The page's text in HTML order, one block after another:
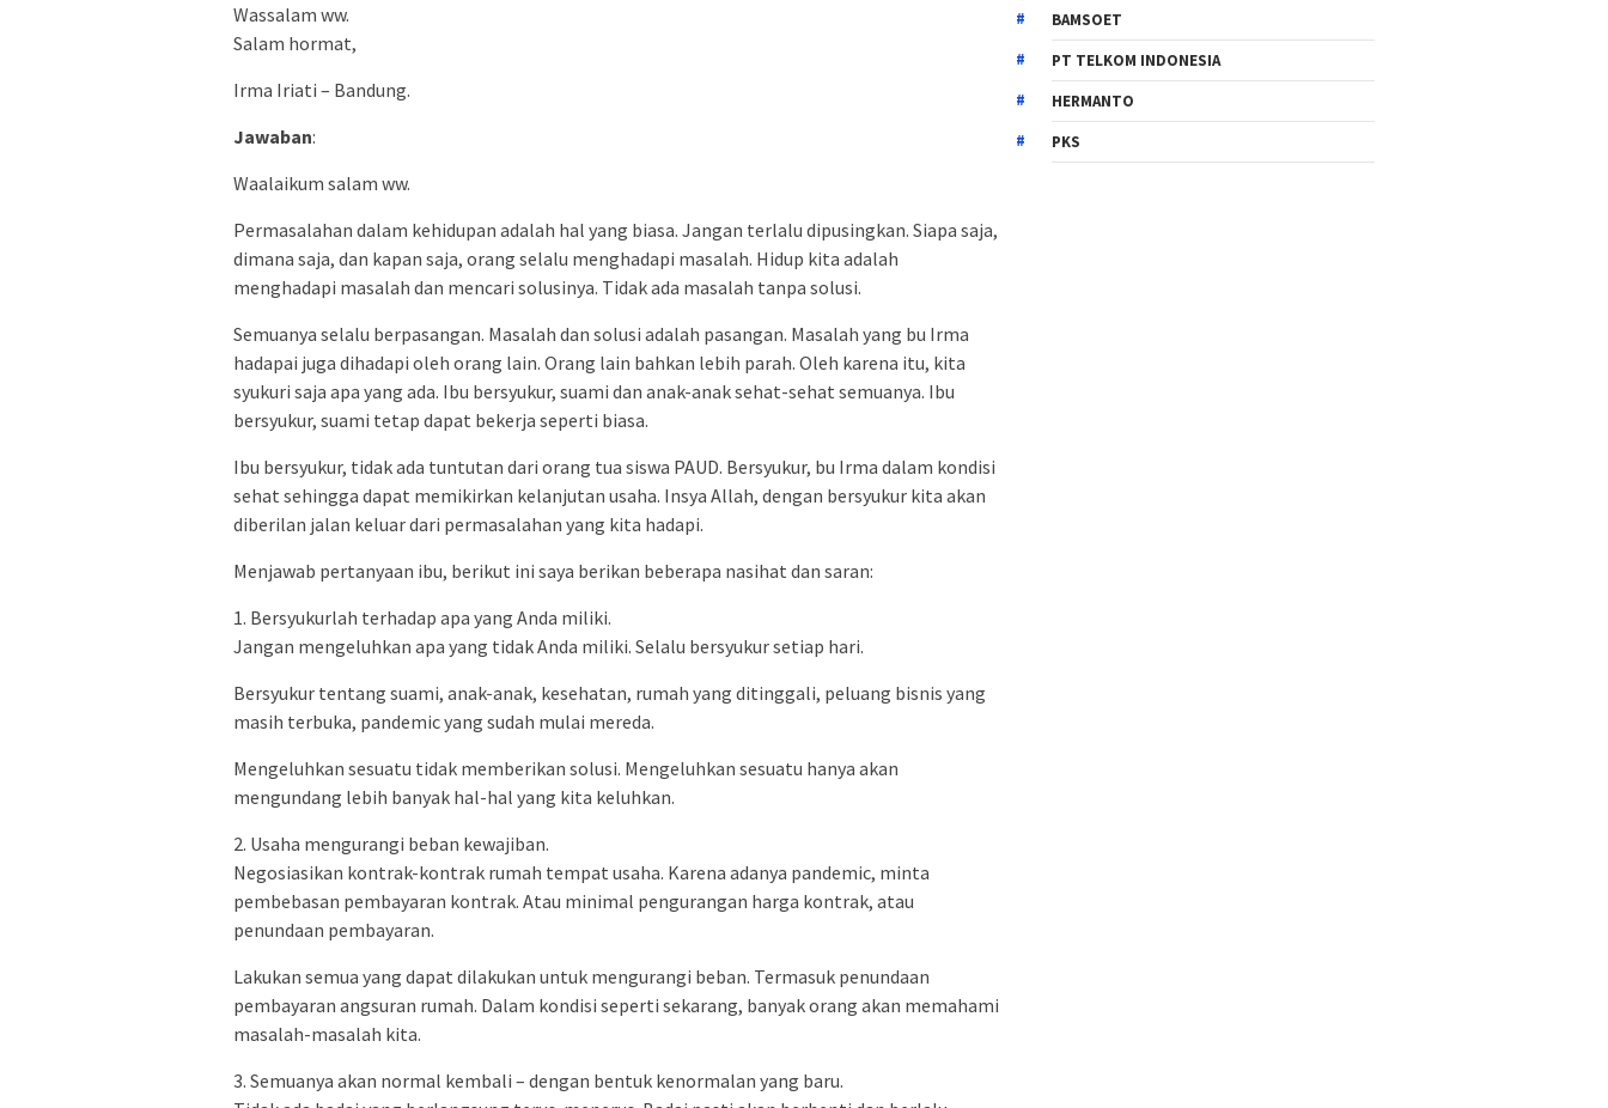
Wassalam ww.
Salam hormat,
Irma Iriati – Bandung.
Jawaban:
Waalaikum salam ww.
Permasalahan dalam kehidupan adalah hal yang biasa. Jangan terlalu dipusingkan. Siapa saja,
dimana saja, dan kapan saja, orang selalu menghadapi masalah. Hidup kita adalah
menghadapi masalah dan mencari solusinya. Tidak ada masalah tanpa solusi.
Semuanya selalu berpasangan. Masalah dan solusi adalah pasangan. Masalah yang bu Irma
hadapai juga dihadapi oleh orang lain. Orang lain bahkan lebih parah. Oleh karena itu, kita
syukuri saja apa yang ada. Ibu bersyukur, suami dan anak-anak sehat-sehat semuanya. Ibu
bersyukur, suami tetap dapat bekerja seperti biasa.
Ibu bersyukur, tidak ada tuntutan dari orang tua siswa PAUD. Bersyukur, bu Irma dalam kondisi
sehat sehingga dapat memikirkan kelanjutan usaha. Insya Allah, dengan bersyukur kita akan
diberilan jalan keluar dari permasalahan yang kita hadapi.
Menjawab pertanyaan ibu, berikut ini saya berikan beberapa nasihat dan saran:
1. Bersyukurlah terhadap apa yang Anda miliki.
Jangan mengeluhkan apa yang tidak Anda miliki. Selalu bersyukur setiap hari.
Bersyukur tentang suami, anak-anak, kesehatan, rumah yang ditinggali, peluang bisnis yang
masih terbuka, pandemic yang sudah mulai mereda.
Mengeluhkan sesuatu tidak memberikan solusi. Mengeluhkan sesuatu hanya akan
mengundang lebih banyak hal-hal yang kita keluhkan.
2. Usaha mengurangi beban kewajiban.
Negosiasikan kontrak-kontrak rumah tempat usaha. Karena adanya pandemic, minta
pembebasan pembayaran kontrak. Atau minimal pengurangan harga kontrak, atau
penundaan pembayaran.
Lakukan semua yang dapat dilakukan untuk mengurangi beban. Termasuk penundaan
pembayaran angsuran rumah. Dalam kondisi seperti sekarang, banyak orang akan memahami
masalah-masalah kita.
3. Semuanya akan normal kembali – dengan bentuk kenormalan yang baru.
BAMSOET
PT TELKOM INDONESIA
HERMANTO
PKS